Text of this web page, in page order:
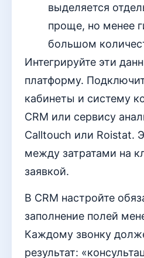
выделяется
проще, но менее
большом
Интегрируйте эти
платформу.
кабинеты и систему
CRM или сервису
Calltouch или Roistat.
между затратами на
заявкой.
В CRM настройте
заполнение полей
Каждому звонку
результат: